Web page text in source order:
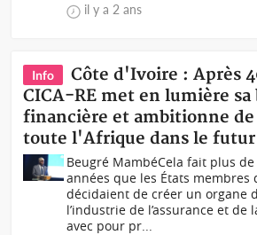
il y a 2 ans
Info
Côte d'Ivoire : Après
CICA-RE met en lumière sa
financière et ambitionne
toute l'Afrique dans le futur
Beugré MambéCela fait plus
années que les États membres
décidaient de créer un organe
l’industrie de l’assurance et de
avec pour pr...